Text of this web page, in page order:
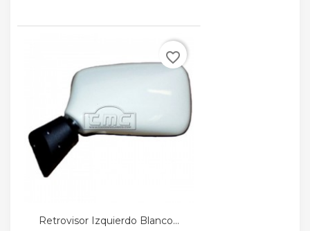
Retrovisor Izquierdo Blanco...
favorite_border